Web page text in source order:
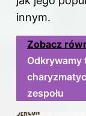
innym.
Zobacz
Odkrywamy
zespołu